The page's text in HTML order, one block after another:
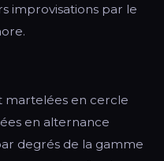
improvisations par le
martelées en cercle
en alternance
degrés de la gamme